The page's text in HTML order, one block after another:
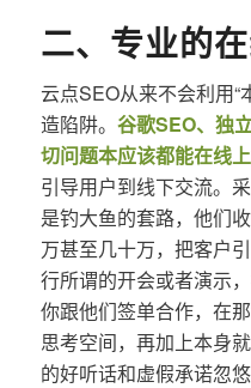
二、专业的
云点SEO从来不会利用“
造陷阱。 谷歌SEO、独
切问题本应该都能在线
引导用户到线下交流。
是钓大鱼的套路，他们
万甚至几十万，把客户
行所谓的开会或者演示
你跟他们签单合作，在
思考空间，再加上本身
的好听话和虚假承诺忽